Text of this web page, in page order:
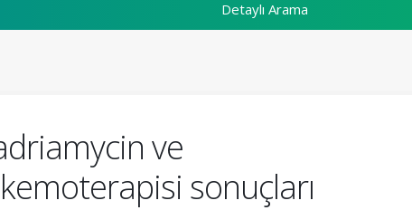
Detaylı Arama
ve
sonuçları